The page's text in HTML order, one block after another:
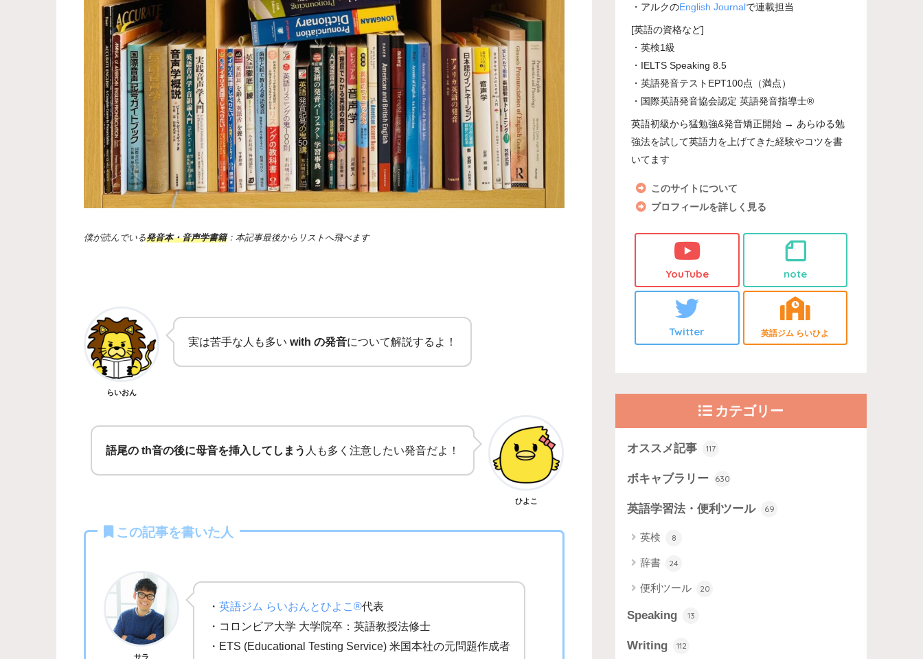
僕が読んでいる発音本・音声学書籍：本記事最後からリストへ飛べます
らいおん
実は苦手な人も多い with の発音について解説するよ！
語尾の th音の後に母音を挿入してしまう 人も多く注意したい発音だよ！
ひよこ
この記事を書いた人
サラ
・ 英語ジム らいおんとひよこ®代表
・コロンビア大学 大学院卒：英語教授法修士
・ETS (Educational Testing Service) 米国本社の元問題作成者
・アルクのEnglish Journalで連載担当
[英語の資格など]
・英検1級
・IELTS Speaking 8.5
・英語発音テストEPT100点（満点）
・国際英語発音協会認定 英語発音指導士®
英語初級から猛勉強&発音矯正開始 → あらゆる勉
強法を試して英語力を上げてきた経験やコツを書
いてます
このサイトについて
プロフィールを詳しく見る
YouTube note
Twitter 英語ジム らいひよ
カテゴリー
オススメ記事 117
ボキャブラリー 630
英語学習法・便利ツール 69
英検 8
辞書 24
便利ツール 20
Speaking 13
Writing 112